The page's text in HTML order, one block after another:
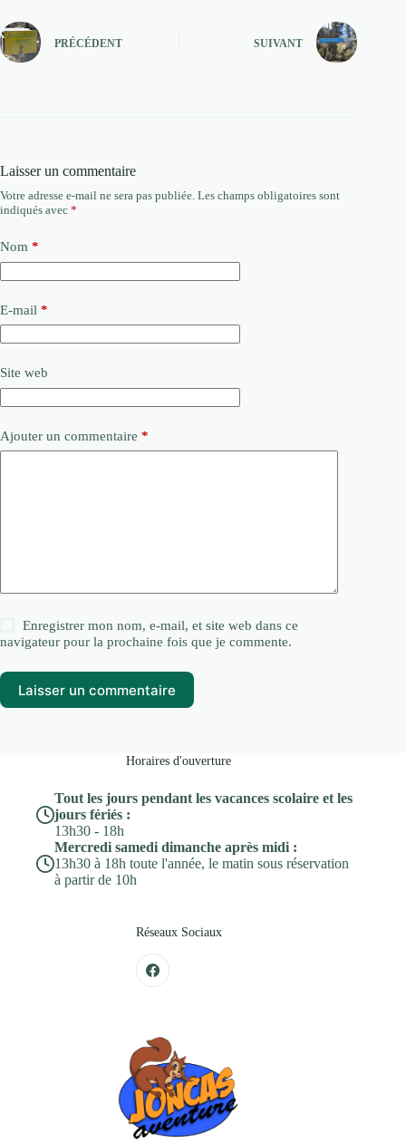
PRÉCÉDENT SUIVANT
Laisser un commentaire
Votre adresse e-mail ne sera pas publiée. Les champs obligatoires sont
indiqués avec *
Nom *
E-mail *
Site web
Ajouter un commentaire *
Enregistrer mon nom, e-mail, et site web dans ce
navigateur pour la prochaine fois que je commente.
Laisser un commentaire
Horaires d'ouverture
Tout les jours pendant les vacances scolaire et les
jours fériés :
13h30 - 18h
Mercredi samedi dimanche après midi :
13h30 à 18h toute l'année, le matin sous réservation
à partir de 10h
Réseaux Sociaux